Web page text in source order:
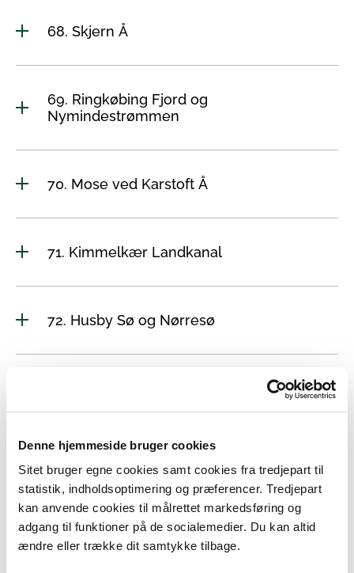
Denne hjemmeside bruger cookies
Sitet bruger egne cookies samt cookies fra tredjepart til
statistik, indholdsoptimering og præferencer. Tredjepart
kan anvende cookies til målrettet markedsføring og
adgang til funktioner på de socialemedier. Du kan altid
ændre eller trække dit samtykke tilbage.
68. Skjern Å
69. Ringkøbing Fjord og
Nymindestrømmen
70. Mose ved Karstoft Å
71. Kimmelkær Landkanal
72. Husby Sø og Nørresø
74. Husby Klit
75. Harrild Hede, Ulvemosen og heder
i Nørlund Plantage